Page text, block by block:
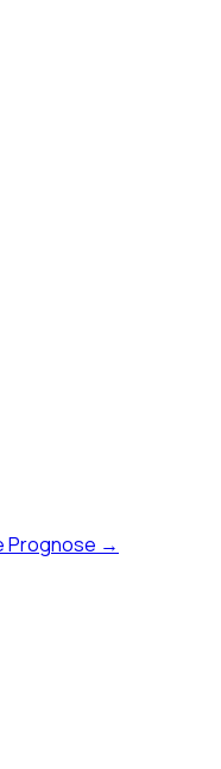
Prognose →